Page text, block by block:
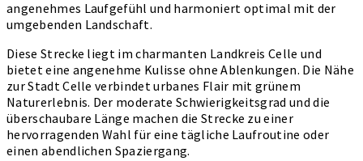
angenehmes Laufgefühl und harmoniert optimal mit der
umgebenden Landschaft.
Diese Strecke liegt im charmanten Landkreis Celle und
bietet eine angenehme Kulisse ohne Ablenkungen. Die Nähe
zur Stadt Celle verbindet urbanes Flair mit grünem
Naturerlebnis. Der moderate Schwierigkeitsgrad und die
überschaubare Länge machen die Strecke zu einer
hervorragenden Wahl für eine tägliche Laufroutine oder
einen abendlichen Spaziergang.